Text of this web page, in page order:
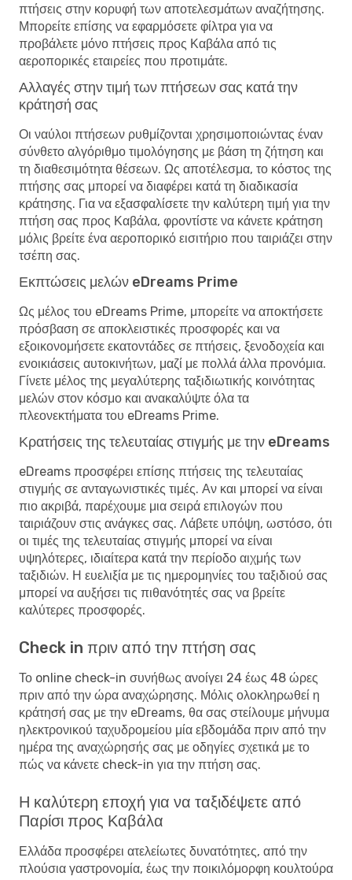
πτήσεις στην κορυφή των αποτελεσμάτων αναζήτησης.
Μπορείτε επίσης να εφαρμόσετε φίλτρα για να
προβάλετε μόνο πτήσεις προς Καβάλα από τις
αεροπορικές εταιρείες που προτιμάτε.
Αλλαγές στην τιμή των πτήσεων σας κατά την
κράτησή σας
Οι ναύλοι πτήσεων ρυθμίζονται χρησιμοποιώντας έναν
σύνθετο αλγόριθμο τιμολόγησης με βάση τη ζήτηση και
τη διαθεσιμότητα θέσεων. Ως αποτέλεσμα, το κόστος της
πτήσης σας μπορεί να διαφέρει κατά τη διαδικασία
κράτησης. Για να εξασφαλίσετε την καλύτερη τιμή για την
πτήση σας προς Καβάλα, φροντίστε να κάνετε κράτηση
μόλις βρείτε ένα αεροπορικό εισιτήριο που ταιριάζει στην
τσέπη σας.
Εκπτώσεις μελών eDreams Prime
Ως μέλος του eDreams Prime, μπορείτε να αποκτήσετε
πρόσβαση σε αποκλειστικές προσφορές και να
εξοικονομήσετε εκατοντάδες σε πτήσεις, ξενοδοχεία και
ενοικιάσεις αυτοκινήτων, μαζί με πολλά άλλα προνόμια.
Γίνετε μέλος της μεγαλύτερης ταξιδιωτικής κοινότητας
μελών στον κόσμο και ανακαλύψτε όλα τα
πλεονεκτήματα του eDreams Prime.
Κρατήσεις της τελευταίας στιγμής με την eDreams
eDreams προσφέρει επίσης πτήσεις της τελευταίας
στιγμής σε ανταγωνιστικές τιμές. Αν και μπορεί να είναι
πιο ακριβά, παρέχουμε μια σειρά επιλογών που
ταιριάζουν στις ανάγκες σας. Λάβετε υπόψη, ωστόσο, ότι
οι τιμές της τελευταίας στιγμής μπορεί να είναι
υψηλότερες, ιδιαίτερα κατά την περίοδο αιχμής των
ταξιδιών. Η ευελιξία με τις ημερομηνίες του ταξιδιού σας
μπορεί να αυξήσει τις πιθανότητές σας να βρείτε
καλύτερες προσφορές.
Check in πριν από την πτήση σας
Το online check-in συνήθως ανοίγει 24 έως 48 ώρες
πριν από την ώρα αναχώρησης. Μόλις ολοκληρωθεί η
κράτησή σας με την eDreams, θα σας στείλουμε μήνυμα
ηλεκτρονικού ταχυδρομείου μία εβδομάδα πριν από την
ημέρα της αναχώρησής σας με οδηγίες σχετικά με το
πώς να κάνετε check-in για την πτήση σας.
Η καλύτερη εποχή για να ταξιδέψετε από
Παρίσι προς Καβάλα
Ελλάδα προσφέρει ατελείωτες δυνατότητες, από την
πλούσια γαστρονομία, έως την ποικιλόμορφη κουλτούρα